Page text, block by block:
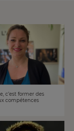
c’est former des
compétences